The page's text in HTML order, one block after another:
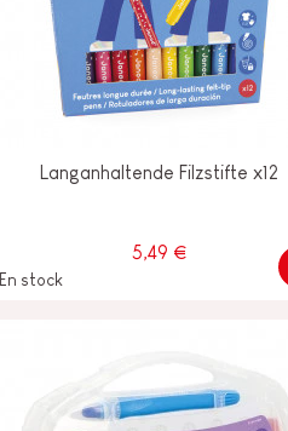
Langanhaltende Filzstifte x12
5,49 €
En stock